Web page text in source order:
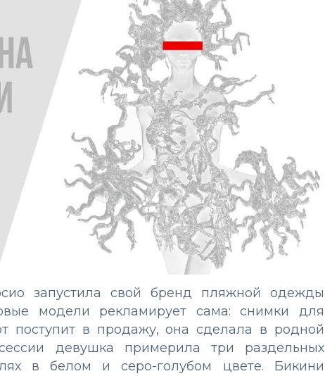
запустила свой бренд пляжной одежды
модели рекламирует сама: снимки для
поступит в продажу, она сделала в родной
девушка примерила три раздельных
в белом и серо-голубом цвете. Бикини